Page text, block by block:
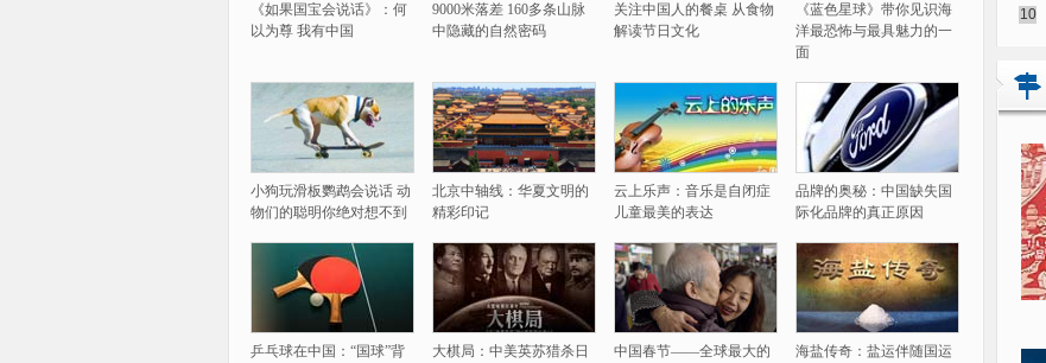
《如果国宝会说话》：何
以为尊 我有中国
9000米落差 160多条山脉
中隐藏的自然密码
关注中国人的餐桌 从食物
解读节日文化
《蓝色星球》带你见识海
洋最恐怖与最具魅力的一
面
小狗玩滑板鹦鹉会说话 动
物们的聪明你绝对想不到
北京中轴线：华夏文明的
精彩印记
云上乐声：音乐是自闭症
儿童最美的表达
品牌的奥秘：中国缺失国
际化品牌的真正原因
乒乓球在中国：“国球”背
大棋局：中美英苏猎杀日
中国春节——全球最大的
海盐传奇：盐运伴随国运
10